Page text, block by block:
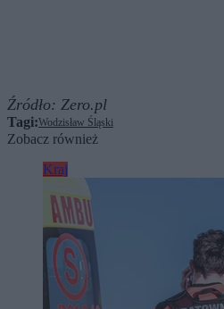
Źródło: Zero.pl
Tagi:Wodzisław Śląski
Zobacz również
Kraj